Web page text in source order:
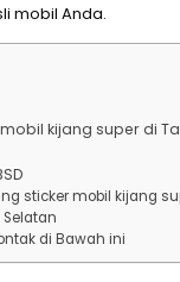
mobil Anda.
kijang super di
sticker mobil kijang
di Bawah ini